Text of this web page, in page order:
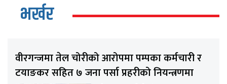
भर्खर
वीरगन्जमा तेल चोरीको आरोपमा पम्पका कर्मचारी र
टयाङकर सहित ७ जना पर्सा प्रहरीको नियन्त्रणमा